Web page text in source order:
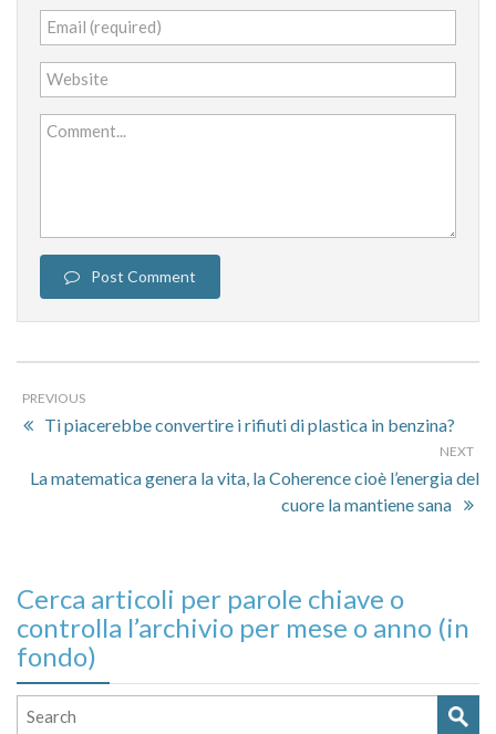
Email (required)
Website
Comment...
Post Comment
PREVIOUS
Ti piacerebbe convertire i rifiuti di plastica in benzina?
NEXT
La matematica genera la vita, la Coherence cioè l’energia del
cuore la mantiene sana
Cerca articoli per parole chiave o
controlla l’archivio per mese o anno (in
fondo)